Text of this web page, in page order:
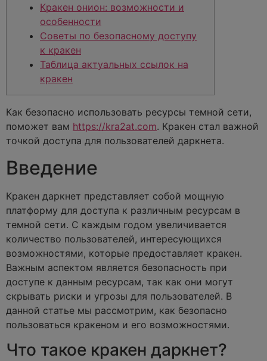
Кракен онион: возможности и
особенности
Советы по безопасному доступу
к кракен
Таблица актуальных ссылок на
кракен
Как безопасно использовать ресурсы темной сети,
поможет вам https://kra2at.com. Кракен стал важной
точкой доступа для пользователей даркнета.
Введение
Кракен даркнет представляет собой мощную
платформу для доступа к различным ресурсам в
темной сети. С каждым годом увеличивается
количество пользователей, интересующихся
возможностями, которые предоставляет кракен.
Важным аспектом является безопасность при
доступе к данным ресурсам, так как они могут
скрывать риски и угрозы для пользователей. В
данной статье мы рассмотрим, как безопасно
пользоваться кракеном и его возможностями.
Что такое кракен даркнет?